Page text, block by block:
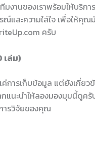
งานของเราพร้อมให้บริการ
และความใส่ใจ เพื่อให้คุณ
ครับ
เล่ม)
ค่การเก็บข้อมูล แต่ยังเกี่ยว
แนะนำให้ลองมองมุมนี้ดูครั
ารวิจัยของคุณ